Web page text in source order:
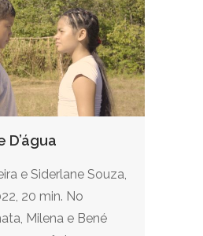
D’água
e Siderlane Souza,
20 min. No
Milena e Bené